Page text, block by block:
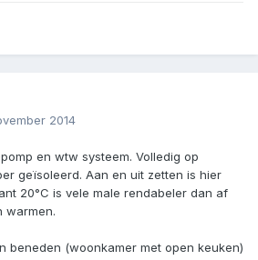
2014
en wtw systeem. Volledig op
geïsoleerd. Aan en uit zetten is hier
20°C is vele male rendabeler dan af
warmen.
beneden (woonkamer met open keuken)